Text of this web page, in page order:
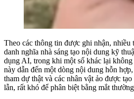
Theo các thông tin được ghi nhận, nhiều
danh nghĩa nhà sáng tạo nội dung kỹ
dụng AI, trong khi một số khác lại
này dẫn đến một dòng nội dung hỗn
tham dự thật và các nhân vật ảo được
lẫn, rất khó để phân biệt bằng mắt